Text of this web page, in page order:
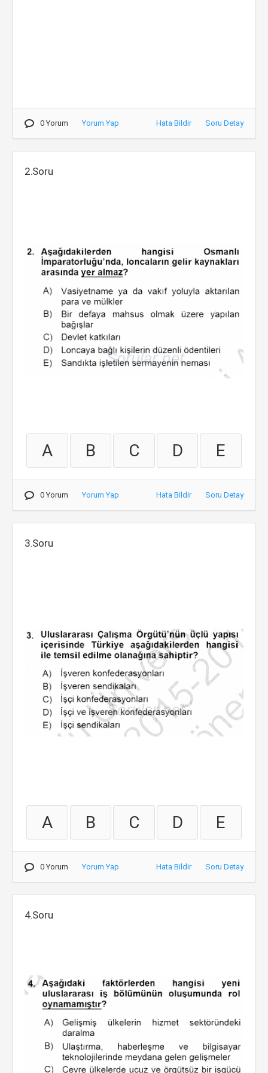
0 Yorum Yorum Yap Hata Bildir Soru Detay
2.Soru
A B C D E
0 Yorum Yorum Yap Hata Bildir Soru Detay
3.Soru
A B C D E
0 Yorum Yorum Yap Hata Bildir Soru Detay
4.Soru